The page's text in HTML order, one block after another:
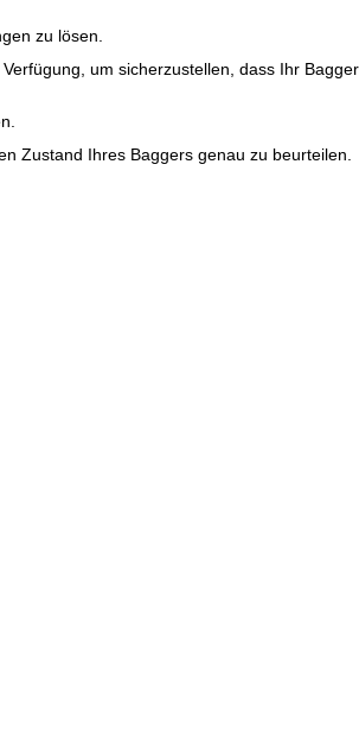
zu lösen.
um sicherzustellen, dass Ihr Bagger
Zustand Ihres Baggers genau zu beurteilen.